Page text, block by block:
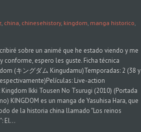
china chinesehistory, kingdom manga historico
sobre un animé que he estado viendo y me
conforme, espero les guste. Ficha técnica
(キングダム Kingudamu)Temporadas: 2 (38 y
Live-action
Kingdom Ikki Tousen No Tsurugi (2010) (Portada
KINGDOM es un manga de Yasuhisa Hara, que
de la historia china llamado "Los reinos
El...